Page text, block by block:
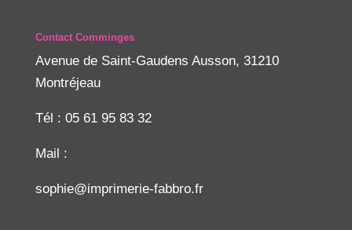
Contact Comminges
Avenue de Saint-Gaudens Ausson, 31210
Montréjeau
Tél : 05 61 95 83 32
Mail :
sophie@imprimerie-fabbro.fr